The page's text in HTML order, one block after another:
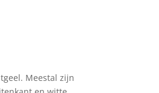
Meestal zijn